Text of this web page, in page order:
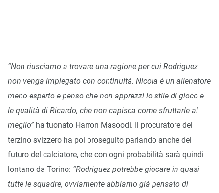
“Non riusciamo a trovare una ragione per cui Rodriguez
non venga impiegato con continuità. Nicola è un allenatore
meno esperto e penso che non apprezzi lo stile di gioco e
le qualità di Ricardo, che non capisca come sfruttarle al
meglio” ha tuonato Harron Masoodi. Il procuratore del
terzino svizzero ha poi proseguito parlando anche del
futuro del calciatore, che con ogni probabilità sarà quindi
lontano da Torino: “Rodriguez potrebbe giocare in quasi
tutte le squadre, ovviamente abbiamo già pensato di